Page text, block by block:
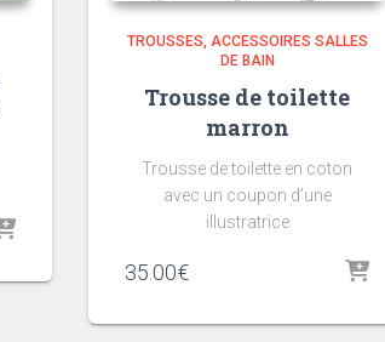
TROUSSES ACCESSOIRES SALLES
DE BAIN
Trousse de toilette
marron
Trousse de toilette en coton
avec un coupon d’une
illustratrice
35.00€